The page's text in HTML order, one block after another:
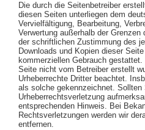
Die durch die Seitenbetreiber
diesen Seiten unterliegen dem
Vervielfältigung, Bearbeitung,
Verwertung außerhalb der
der schriftlichen Zustimmung des
Downloads und Kopien dieser
kommerziellen Gebrauch
Seite nicht vom Betreiber erstellt
Urheberrechte Dritter beachtet.
als solche gekennzeichnet.
Urheberrechtsverletzung
entsprechenden Hinweis. Bei
Rechtsverletzungen werden wir
entfernen.